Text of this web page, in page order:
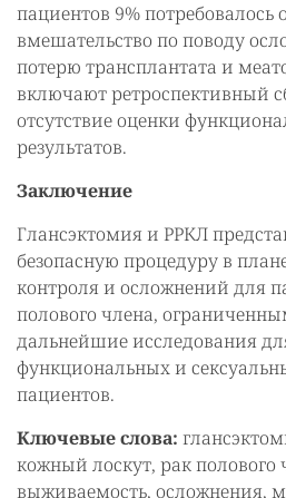
пациентов 9% потребовалось
вмешательство по поводу
потерю трансплантата и
включают ретроспективный
отсутствие оценки
результатов.
Заключение
Глансэктомия и РРКЛ
безопасную процедуру в
контроля и осложнений для
полового члена,
дальнейшие исследования
функциональных и
пациентов.
Ключевые слова:
кожный лоскут, рак полового
выживаемость, осложнения,